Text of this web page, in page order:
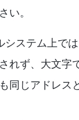
い。
システム上で
れず、大文字
同じアドレス